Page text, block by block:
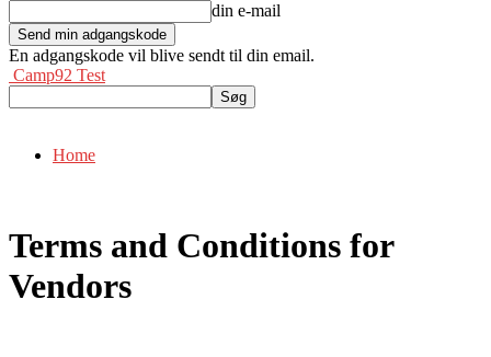
din e-mail
En adgangskode vil blive sendt til din email.
Camp92 Test
Home
Terms and Conditions for
Vendors